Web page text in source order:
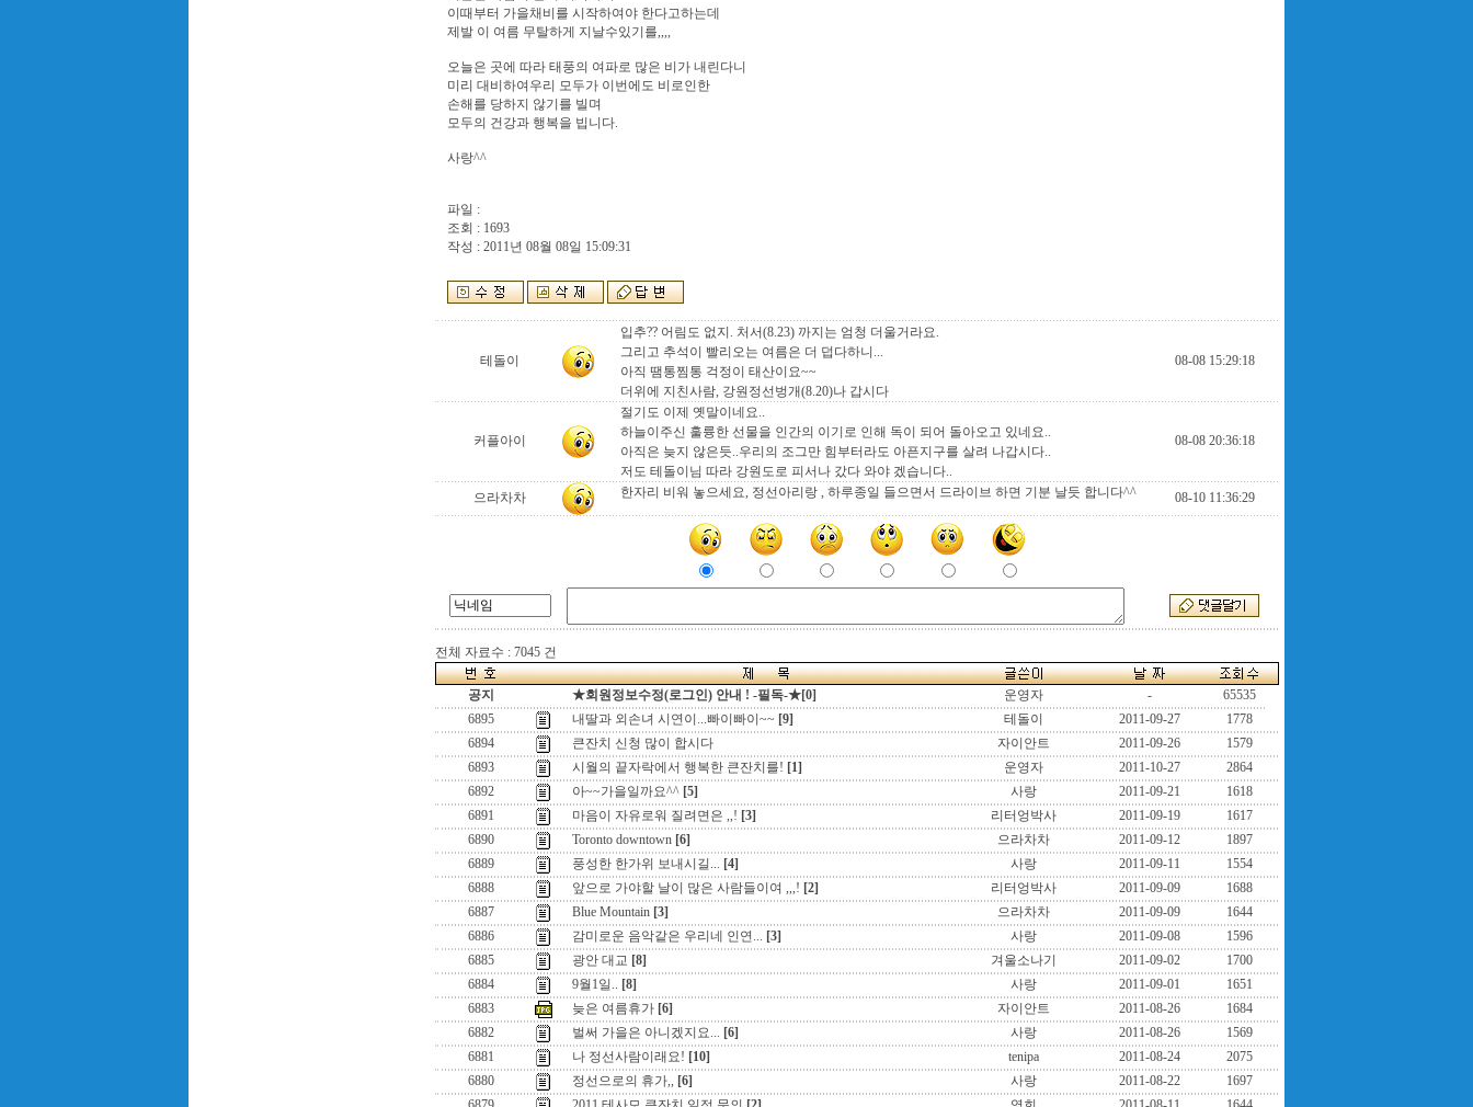
이때부터 가을채비를 시작하여야 한다고하는데
제발 이 여름 무탈하게 지날수있기를,,,,
오늘은 곳에 따라 태풍의 여파로 많은 비가 내린다니
미리 대비하여우리 모두가 이번에도 비로인한
손해를 당하지 않기를 빌며
모두의 건강과 행복을 빕니다.
사랑^^
파일 :
조회 : 1693
작성 : 2011년 08월 08일 15:09:31
테돌이
입추?? 어림도 없지. 처서(8.23) 까지는 엄청 더울거라요.
그리고 추석이 빨리오는 여름은 더 덥다하니...
아직 땜통찜통 걱정이 태산이요~~
더위에 지친사람, 강원정선벙개(8.20)나 갑시다
08-08 15:29:18
커플아이
절기도 이제 옛말이네요..
하늘이주신 훌륭한 선물을 인간의 이기로 인해 독이 되어 돌아오고 있네요..
아직은 늦지 않은듯..우리의 조그만 힘부터라도 아픈지구를 살려 나갑시다..
저도 테돌이님 따라 강원도로 피서나 갔다 와야 겠습니다..
08-08 20:36:18
으라차차 한자리 비워 놓으세요, 정선아리랑 , 하루종일 들으면서 드라이브 하면 기분 날듯 합니다^^ 08-10 11:36:29
전체 자료수 : 7045 건
공지 ★회원정보수정(로그인) 안내 ! -필독-★[0] 운영자 -
65535
6895
내딸과 외손녀 시연이...빠이빠이~~ [9] 테돌이 2011-09-27
1778
6894
큰잔치 신청 많이 합시다 자이안트 2011-09-26
1579
6893
시월의 끝자락에서 행복한 큰잔치를! [1] 운영자 2011-10-27
2864
6892
아~~가을일까요^^ [5] 사랑 2011-09-21
1618
6891
마음이 자유로워 질려면은 ,,! [3] 리터엉박사 2011-09-19
1617
6890
Toronto downtown [6] 으라차차 2011-09-12
1897
6889
풍성한 한가위 보내시길... [4] 사랑 2011-09-11
1554
6888
앞으로 가야할 날이 많은 사람들이여 ,,,! [2] 리터엉박사 2011-09-09
1688
6887
Blue Mountain [3] 으라차차 2011-09-09
1644
6886
감미로운 음악같은 우리네 인연... [3] 사랑 2011-09-08
1596
6885
광안 대교 [8] 겨울소나기 2011-09-02
1700
6884
9월1일.. [8] 사랑 2011-09-01
1651
6883
늦은 여름휴가 [6] 자이안트 2011-08-26
1684
6882
벌써 가을은 아니겠지요... [6] 사랑 2011-08-26
1569
6881
나 정선사람이래요! [10] tenipa 2011-08-24
2075
6880
정선으로의 휴가,, [6] 사랑 2011-08-22
1697